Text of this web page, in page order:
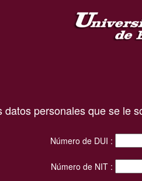
personales que se le
Número de DUI :
Número de NIT :